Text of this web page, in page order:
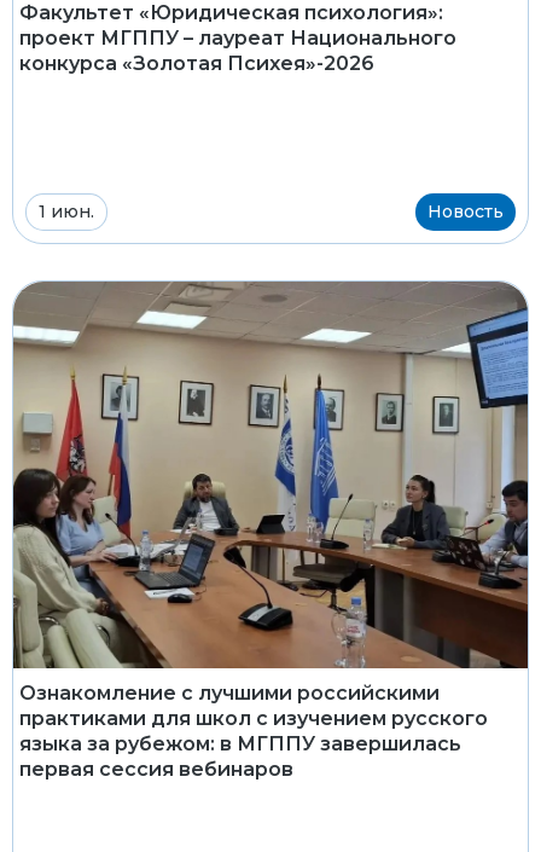
Факультет «Юридическая психология»:
проект МГППУ – лауреат Национального
конкурса «Золотая Психея»-2026
1 июн. Новость
Ознакомление с лучшими российскими
практиками для школ с изучением русского
языка за рубежом: в МГППУ завершилась
первая сессия вебинаров